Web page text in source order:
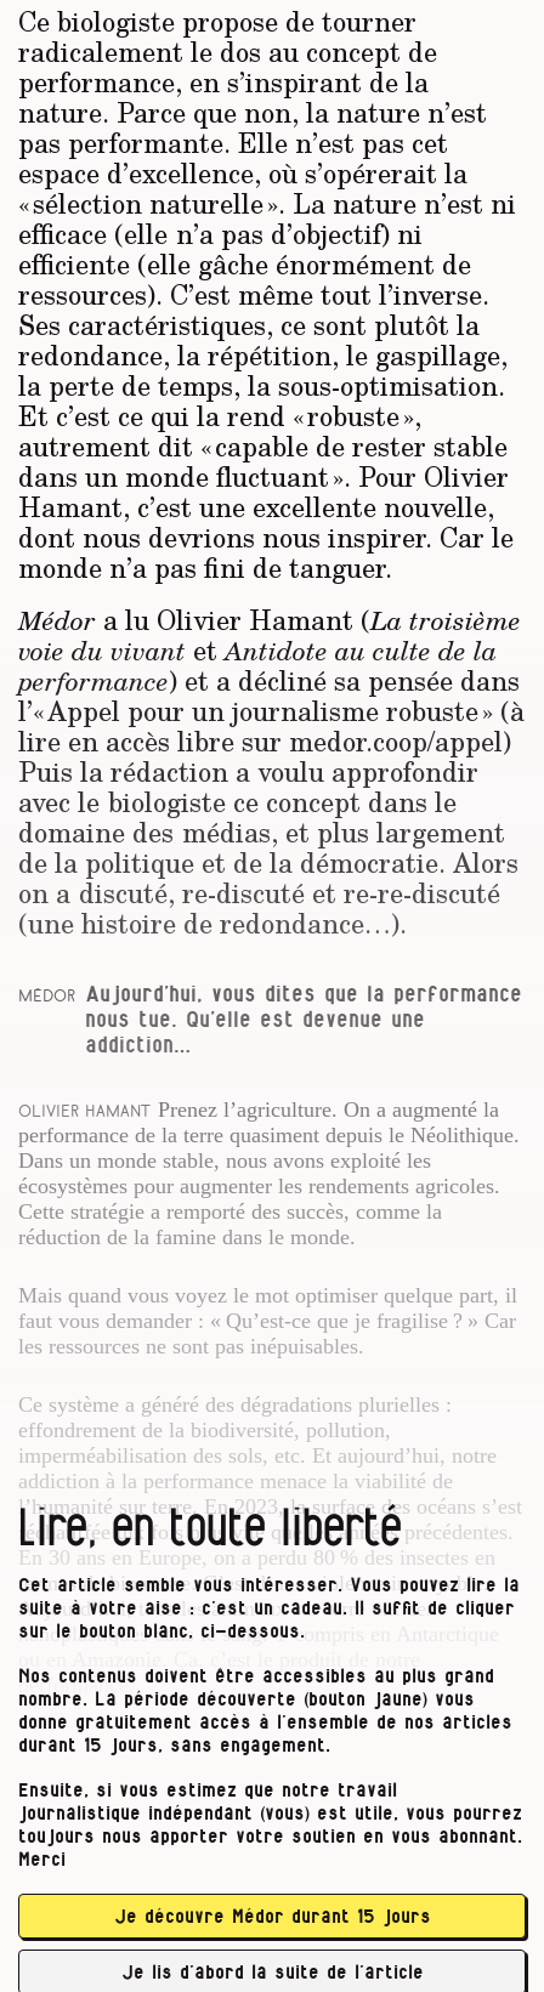
Ce biologiste propose de tourner
radicalement le dos au concept de
performance, en s’inspirant de la
nature. Parce que non, la nature n’est
pas performante. Elle n’est pas cet
espace d’excellence, où s’opérerait la
« sélection naturelle ». La nature n’est ni
efficace (elle n’a pas d’objectif) ni
efficiente (elle gâche énormément de
ressources). C’est même tout l’inverse.
Ses caractéristiques, ce sont plutôt la
redondance, la répétition, le gaspillage,
la perte de temps, la sous-optimisation.
Et c’est ce qui la rend « robuste »,
autrement dit « capable de rester stable
dans un monde fluctuant ». Pour Olivier
Hamant, c’est une excellente nouvelle,
dont nous devrions nous inspirer. Car le
monde n’a pas fini de tanguer.
Médor a lu Olivier Hamant (La troisième
voie du vivant etAntidote au culte de la
performance) et a décliné sa pensée dans
l’« Appel pour un journalisme robuste » (à
lire en accès libre sur medor.coop/appel)
Puis la rédaction a voulu approfondir
avec le biologiste ce concept dans le
domaine des médias, et plus largement
de la politique et de la démocratie. Alors
on a discuté, re-discuté et re-re-discuté
(une histoire de redondance…).
Médor
Aujourd’hui, vous dites que la performance
nous tue. Qu’elle est devenue une
addiction…
Olivier Hamant
Prenez l’agriculture. On a augmenté la
performance de la terre quasiment depuis le Néolithique.
Dans un monde stable, nous avons exploité les
écosystèmes pour augmenter les rendements agricoles.
Cette stratégie a remporté des succès, comme la
réduction de la famine dans le monde.
Mais quand vous voyez le mot optimiser quelque part, il
faut vous demander : « Qu’est-ce que je fragilise ? » Car
les ressources ne sont pas inépuisables.
Ce système a généré des dégradations plurielles :
effondrement de la biodiversité, pollution,
imperméabilisation des sols, etc. Et aujourd’hui, notre
addiction à la performance menace la viabilité de
l’humanité sur terre. En 2023, la surface des océans s’est
réchauffée dix fois plus vite que les années précédentes.
En 30 ans en Europe, on a perdu 80 % des insectes en
termes de biomasse. C’est d’une violence incroyable.
Aujourd’hui, tous les animaux sur terre ont des
nanoplastiques dans le sang. Y compris en Antarctique
performance.
Inutile de faire une liste à la Prévert. La seule certitude
que l’on entre dans une période où les perturbations
seront toujours plus grandes. La première question à se
poser, c’est celle-là : comment habiter un monde
fluctuant ? Par la robustesse.
Médor
Quand vous voulez expliquer votre concept
de « robustesse », vous …
Lire, en toute liberté
Cet article semble vous intéresser. Vous pouvez lire la
suite à votre aise : c’est un cadeau. Il suffit de cliquer
sur le bouton blanc, ci-dessous.
Nos contenus doivent être accessibles au plus grand
nombre. La période découverte (bouton jaune) vous
donne gratuitement accès à l’ensemble de nos articles
durant 15 jours, sans engagement.
Ensuite, si vous estimez que notre travail
journalistique indépendant (vous) est utile, vous pourrez
toujours nous apporter votre soutien en vous abonnant.
Merci
Je découvre Médor durant 15 jours
Je lis d’abord la suite de l’article